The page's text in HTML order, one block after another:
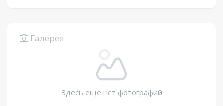
Галерея
Здесь еще нет фотографий